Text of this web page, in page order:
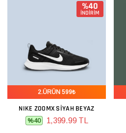
%40
İNDİRİM
2.ÜRÜN 599₺
NIKE ZOOMX SIYAH BEYAZ
%40 1,399.99 TL